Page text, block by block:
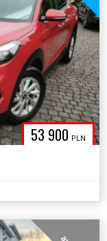
53 900 PLN